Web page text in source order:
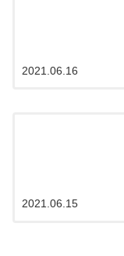
2021.06.16
2021.06.15